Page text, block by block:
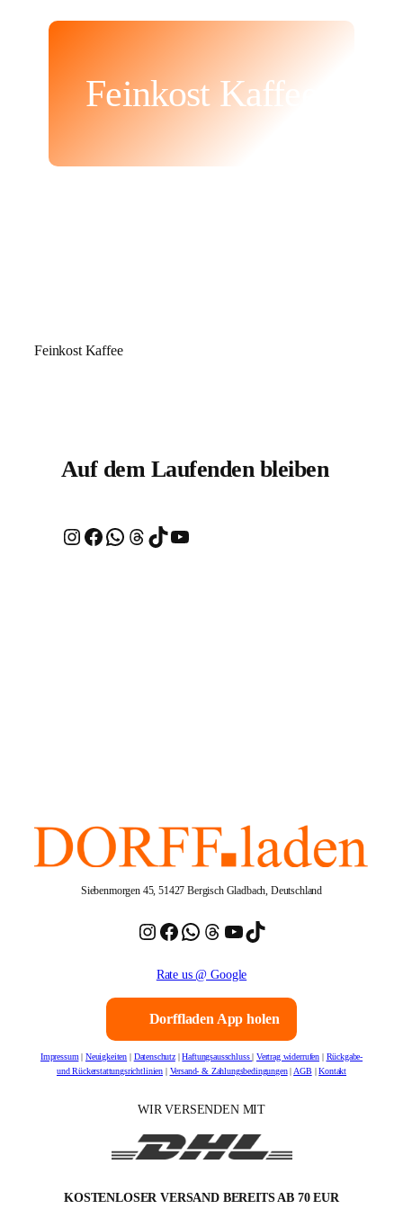
Feinkost Kaffee
Feinkost Kaffee
Auf dem Laufenden bleiben
Instagram
Facebook
WhatsApp
Threads
TikTok
YouTube
Siebenmorgen 45, 51427 Bergisch Gladbach, Deutschland
Instagram
Facebook
WhatsApp
Threads
YouTube
TikTok
Rate us @ Google
Dorffladen App holen
Impressum | Neuigkeiten | Datenschutz|Haftungsausschluss| Vertrag widerrufen | Rückgabe-
und Rückerstattungsrichtlinien | Versand- & Zahlungsbedingungen| AGB|Kontakt
WIR VERSENDEN MIT
KOSTENLOSER VERSAND BEREITS AB 70 EUR